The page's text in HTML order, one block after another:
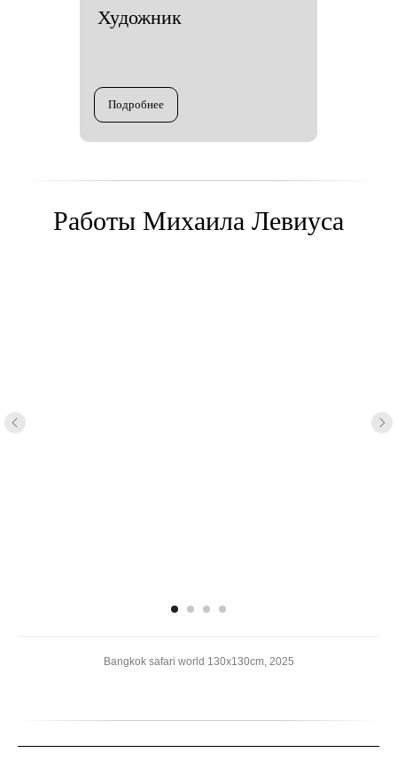
Художник
Подробнее
Работы Михаила Левиуса
Bangkok safari world 130x130cm, 2025